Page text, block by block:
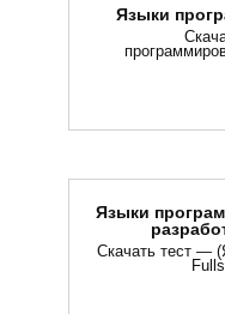
Языки
Языки
Скачать тест —